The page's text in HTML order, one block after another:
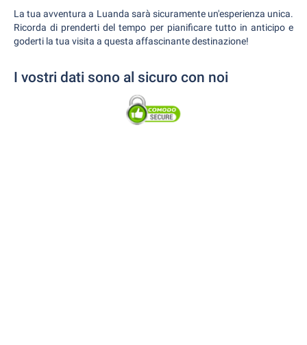
La tua avventura a Luanda sarà sicuramente un'esperienza unica.
Ricorda di prenderti del tempo per pianificare tutto in anticipo e
goderti la tua visita a questa affascinante destinazione!
I vostri dati sono al sicuro con noi